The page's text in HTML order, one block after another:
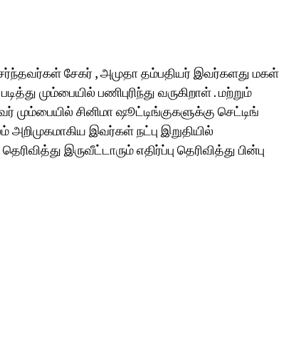
சேகர் , அமுதா தம்பதியர் இவர்களது மகள்
மும்பையில் பணிபுரிந்து வருகிறாள் . மற்றும்
சினிமா ஷூட்டிங்குகளுக்கு செட்டிங்
இவர்கள் நட்பு இறுதியில்
இருவீட்டாரும் எதிர்ப்பு தெரிவித்து பின்பு